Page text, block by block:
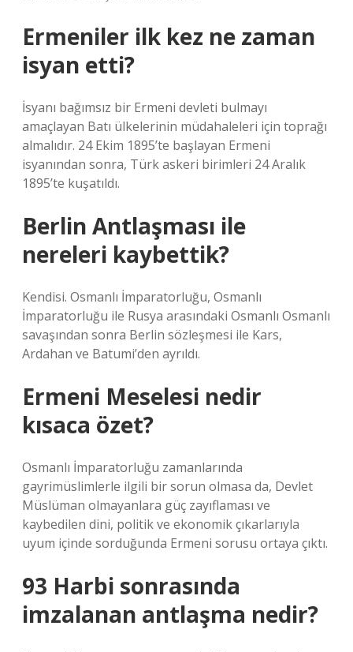
Ermeniler ilk kez ne zaman
isyan etti?
İsyanı bağımsız bir Ermeni devleti bulmayı
amaçlayan Batı ülkelerinin müdahaleleri için toprağı
almalıdır. 24 Ekim 1895’te başlayan Ermeni
isyanından sonra, Türk askeri birimleri 24 Aralık
1895’te kuşatıldı.
Berlin Antlaşması ile
nereleri kaybettik?
Kendisi. Osmanlı İmparatorluğu, Osmanlı
İmparatorluğu ile Rusya arasındaki Osmanlı Osmanlı
savaşından sonra Berlin sözleşmesi ile Kars,
Ardahan ve Batumi’den ayrıldı.
Ermeni Meselesi nedir
kısaca özet?
Osmanlı İmparatorluğu zamanlarında
gayrimüslimlerle ilgili bir sorun olmasa da, Devlet
Müslüman olmayanlara güç zayıflaması ve
kaybedilen dini, politik ve ekonomik çıkarlarıyla
uyum içinde sorduğunda Ermeni sorusu ortaya çıktı.
93 Harbi sonrasında
imzalanan antlaşma nedir?